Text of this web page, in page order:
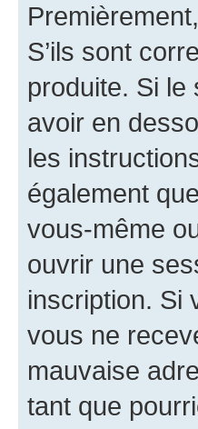
S’ils sont
produite. Si le
avoir en
les
également
vous-même
ouvrir une
inscription. Si
vous ne
mauvaise
tant que